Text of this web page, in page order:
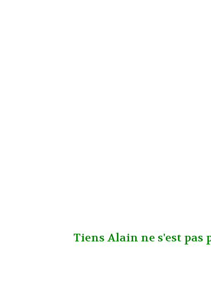
Tiens Alain ne s'est pas